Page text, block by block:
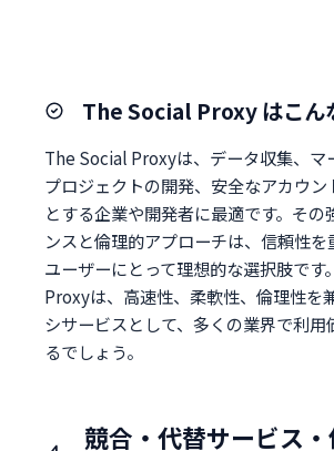
The Social Proxy はこん
The Social Proxyは、データ収集、マ
プロジェクトの開発、安全なアカウ
とする企業や開発者に最適です。その
ンスと倫理的アプローチは、信頼性を
ユーザーにとって理想的な選択肢です
Proxyは、高速性、柔軟性、倫理性を
シサービスとして、多くの業界で利用
るでしょう。
競合・代替サービス